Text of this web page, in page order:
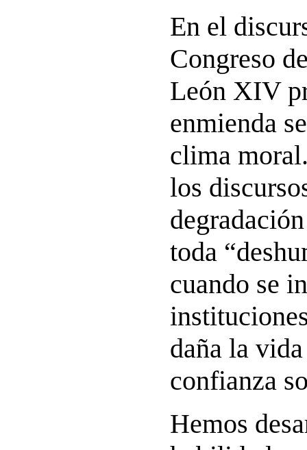
En el
Congreso
León XIV
enmienda
clima
los
toda
cuando se
daña la
confianza
Hemos